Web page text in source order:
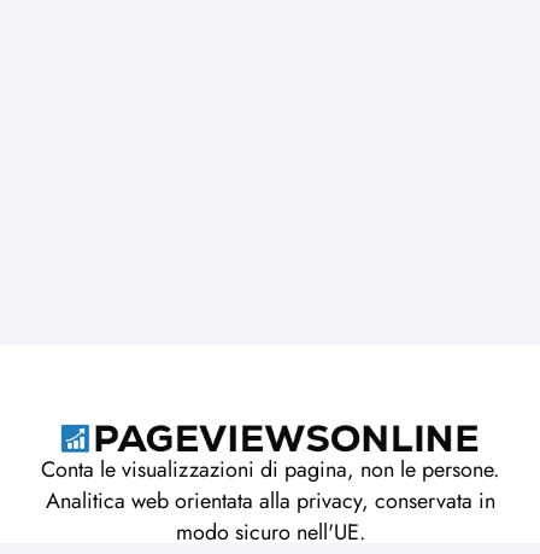
Conta le visualizzazioni di pagina, non le persone.
Analitica web orientata alla privacy, conservata in
modo sicuro nell'UE.